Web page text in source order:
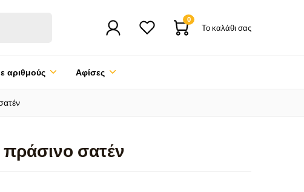
0
Το καλάθι σας
αριθμούς Αφίσες
πράσινο σατέν